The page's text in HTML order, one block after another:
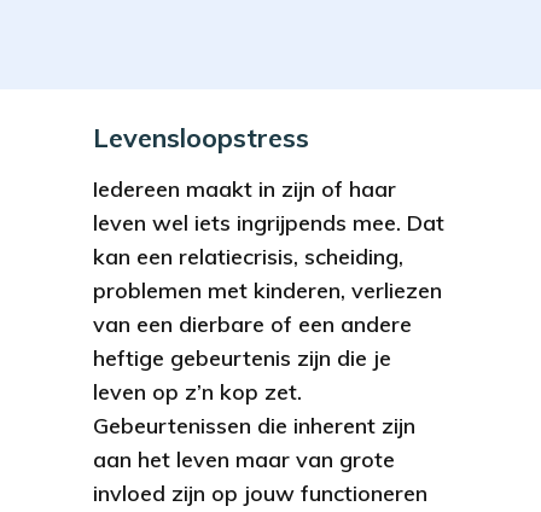
Levensloopstress
Iedereen maakt in zijn of haar
leven wel iets ingrijpends mee. Dat
kan een relatiecrisis, scheiding,
problemen met kinderen, verliezen
van een dierbare of een andere
heftige gebeurtenis zijn die je
leven op z’n kop zet.
Gebeurtenissen die inherent zijn
aan het leven maar van grote
invloed zijn op jouw functioneren